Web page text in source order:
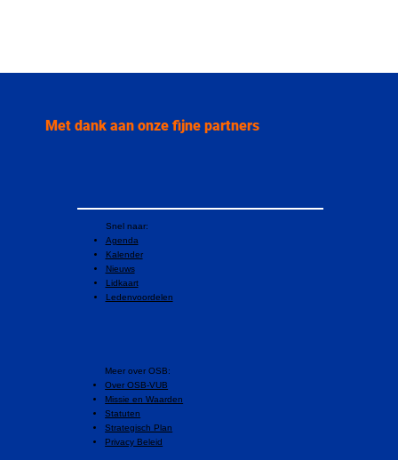
Met dank aan onze fijne partners
Snel naar:
Agenda
Kalender
Nieuws
Lidkaart
Ledenvoordelen
​Meer over OSB:
Over OSB-VUB
Missie en Waarden
Statuten
Strategisch Plan
Privacy Beleid